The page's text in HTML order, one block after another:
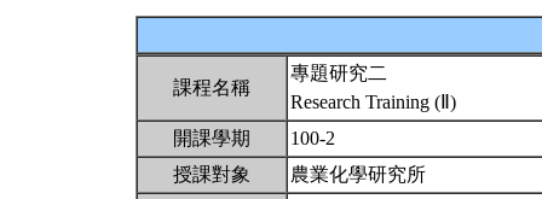
課程名稱
專題研究二
Research Training (Ⅱ)
開課學期
100-2
授課對象
農業化學研究所